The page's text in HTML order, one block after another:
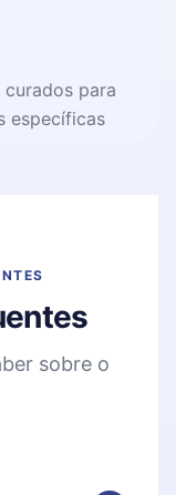
para
específicas
sobre o